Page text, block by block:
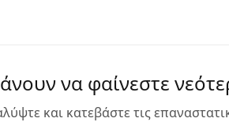
να φαίνεστε
και κατεβάστε τις